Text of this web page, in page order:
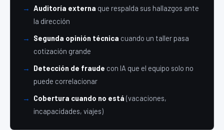
→ Auditoría externa que respalda sus hallazgos ante
la dirección
→
Segunda opinión técnica cuando un taller pasa
cotización grande
→
Detección de fraude con IA que el equipo solo no
puede correlacionar
→
Cobertura cuando no está (vacaciones,
incapacidades, viajes)